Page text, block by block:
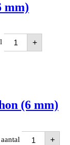
mm)
+
(6 mm)
+